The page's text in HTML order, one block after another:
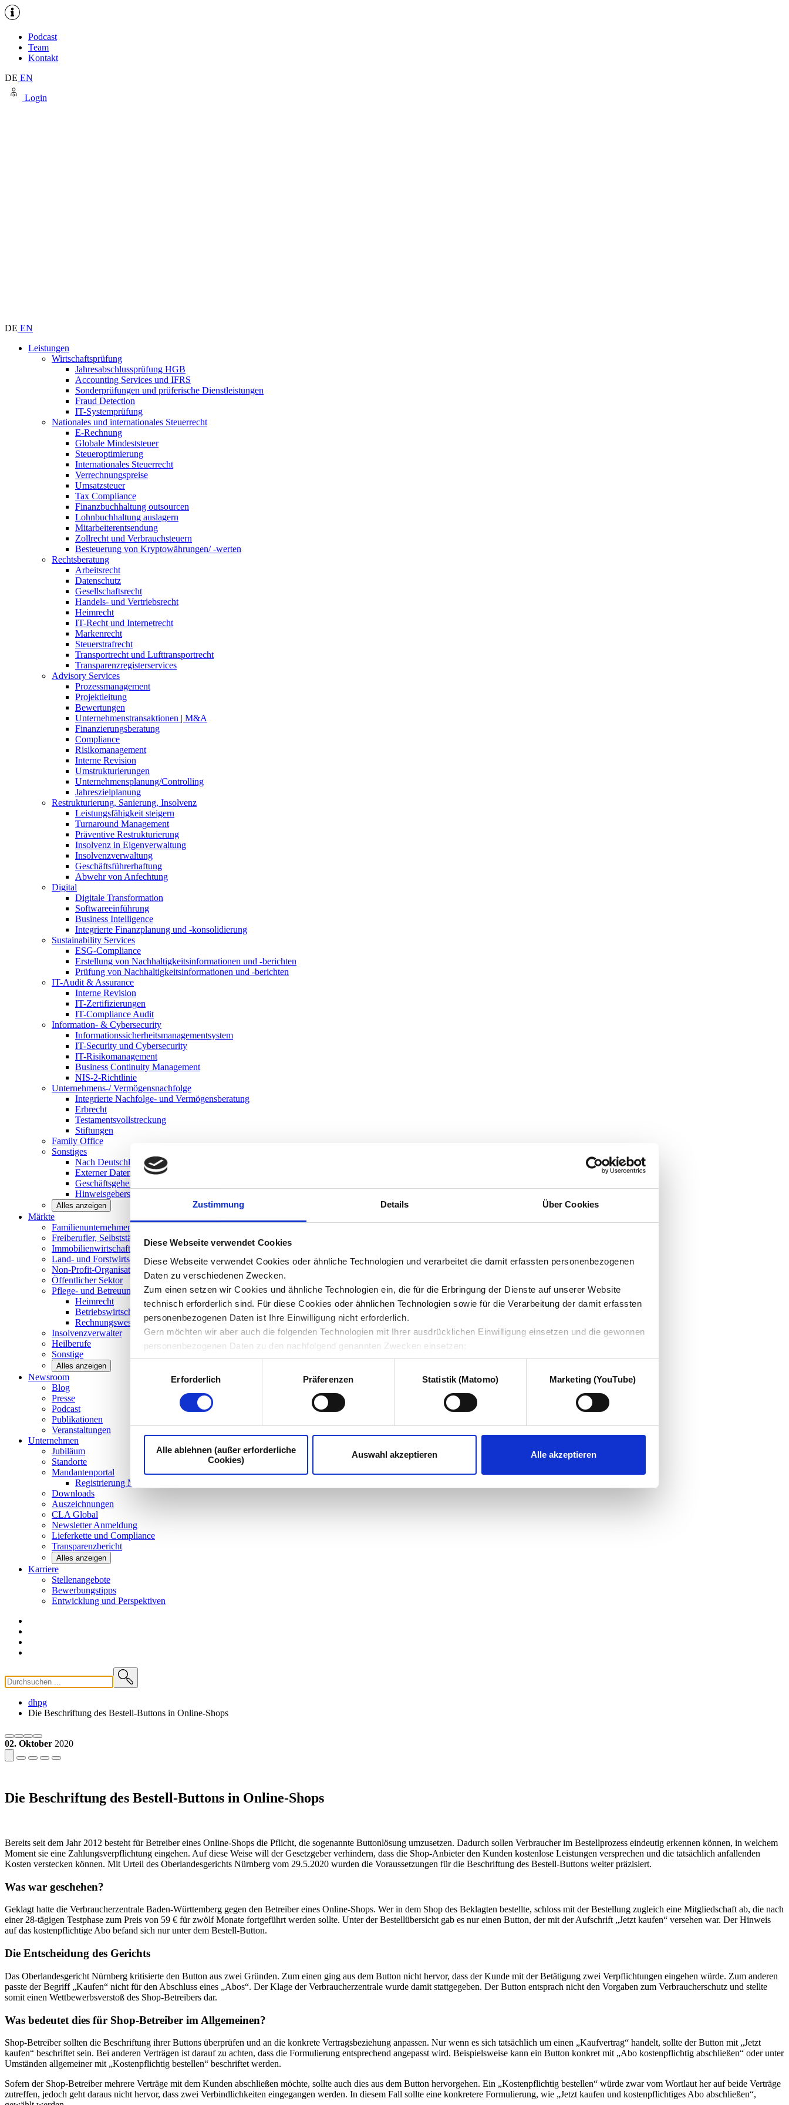
Zustimmung Details Über Cookies
Diese Webseite verwendet Cookies
Diese Webseite verwendet Cookies oder ähnliche Technologien und verarbeitet die damit erfassten personenbezogenen
Daten zu verschiedenen Zwecken.
Zum einen setzen wir Cookies und ähnliche Technologien ein, die für die Erbringung der Dienste auf unserer Website
technisch erforderlich sind. Für diese Cookies oder ähnlichen Technologien sowie für die Verarbeitung der damit erfassten
personenbezogenen Daten ist Ihre Einwilligung nicht erforderlich.
Gern möchten wir aber auch die folgenden Technologien mit Ihrer ausdrücklichen Einwilligung einsetzen und die gewonnen
personenbezogenen Daten zu den nachfolgend genannten Zwecken einsetzen:
Erforderlich
Präferenzen Statistik (Matomo) Marketing (YouTube)
Alle ablehnen (außer erforderliche
Cookies)
Auswahl akzeptieren Alle akzeptieren
Podcast
Team
Kontakt
DE EN
Login
DE EN
Leistungen
Wirtschaftsprüfung
Jahresabschlussprüfung HGB
Accounting Services und IFRS
Sonderprüfungen und prüferische Dienstleistungen
Fraud Detection
IT-Systemprüfung
Nationales und internationales Steuerrecht
E-Rechnung
Globale Mindeststeuer
Steueroptimierung
Internationales Steuerrecht
Verrechnungspreise
Umsatzsteuer
Tax Compliance
Finanzbuchhaltung outsourcen
Lohnbuchhaltung auslagern
Mitarbeiterentsendung
Zollrecht und Verbrauchsteuern
Besteuerung von Kryptowährungen/ -werten
Rechtsberatung
Arbeitsrecht
Datenschutz
Gesellschaftsrecht
Handels- und Vertriebsrecht
Heimrecht
IT-Recht und Internetrecht
Markenrecht
Steuerstrafrecht
Transportrecht und Lufttransportrecht
Transparenzregisterservices
Advisory Services
Prozessmanagement
Projektleitung
Bewertungen
Unternehmenstransaktionen | M&A
Finanzierungsberatung
Compliance
Risikomanagement
Interne Revision
Umstrukturierungen
Unternehmensplanung/Controlling
Jahreszielplanung
Restrukturierung, Sanierung, Insolvenz
Leistungsfähigkeit steigern
Turnaround Management
Präventive Restrukturierung
Insolvenz in Eigenverwaltung
Insolvenzverwaltung
Geschäftsführerhaftung
Abwehr von Anfechtung
Digital
Digitale Transformation
Softwareeinführung
Business Intelligence
Integrierte Finanzplanung und -konsolidierung
Sustainability Services
ESG-Compliance
Erstellung von Nachhaltigkeitsinformationen und -berichten
Prüfung von Nachhaltigkeitsinformationen und -berichten
IT-Audit & Assurance
Interne Revision
IT-Zertifizierungen
IT-Compliance Audit
Information- & Cybersecurity
Informationssicherheitsmanagementsystem
IT-Security und Cybersecurity
IT-Risikomanagement
Business Continuity Management
NIS-2-Richtlinie
Unternehmens-/Vermögensnachfolge
Integrierte Nachfolge- und Vermögensberatung
Erbrecht
Testamentsvollstreckung
Stiftungen
Family Office
Sonstiges
Nach Deutschland expandieren
Externer Datenschutzbeauftragter
Geschäftsgeheimnisgesetz
Hinweisgeberschutz in Unternehmen
Alles anzeigen
Märkte
Familienunternehmen und
Freiberufler, Selbstständige undPrivatpersonen
Immobilienwirtschaft
Land- und Forstwirtschaft
Non-Profit-Organisationen
Öffentlicher Sektor
Pflege- und Betreuungseinrichtungen
Heimrecht
Betriebswirtschaftliche Beratung
Rechnungswesen/Controlling
Insolvenzverwalter
Heilberufe
Sonstige
Alles anzeigen
Newsroom
Blog
Presse
Podcast
Publikationen
Veranstaltungen
Unternehmen
Jubiläum
Standorte
Mandantenportal
Registrierung Mandantenportal
Downloads
Auszeichnungen
CLA Global
NewsletterAnmeldung
Lieferkette und Compliance
Transparenzbericht
Alles anzeigen
Karriere
Stellenangebote
Bewerbungstipps
Entwicklung und Perspektiven
dhpg
Die Beschriftung des Bestell-Buttons in Online-Shops
02. Oktober 2020
Die Beschriftung des Bestell-Buttons in Online-Shops
Bereits seit dem Jahr 2012 besteht für Betreiber eines Online-Shops die Pflicht, die sogenannte Buttonlösung umzusetzen. Dadurch sollen Verbraucher im Bestellprozess eindeutig erkennen können, in welchem
Moment sie eine Zahlungsverpflichtung eingehen. Auf diese Weise will der Gesetzgeber verhindern, dass die Shop-Anbieter den Kunden kostenlose Leistungen versprechen und die tatsächlich anfallenden
Kosten verstecken können. Mit Urteil des Oberlandesgerichts Nürnberg vom 29.5.2020 wurden die Voraussetzungen für die Beschriftung des Bestell-Buttons weiter präzisiert.
Was war geschehen?
Geklagt hatte die Verbraucherzentrale Baden-Württemberg gegen den Betreiber eines Online-Shops. Wer in dem Shop des Beklagten bestellte, schloss mit der Bestellung zugleich eine Mitgliedschaft ab, die nach
einer 28-tägigen Testphase zum Preis von 59 € für zwölf Monate fortgeführt werden sollte. Unter der Bestellübersicht gab es nur einen Button, der mit der Aufschrift „Jetzt kaufen“ versehen war. Der Hinweis
auf das kostenpflichtige Abo befand sich nur unter dem Bestell-Button.
Die Entscheidung des Gerichts
Das Oberlandesgericht Nürnberg kritisierte den Button aus zwei Gründen. Zum einen ging aus dem Button nicht hervor, dass der Kunde mit der Betätigung zwei Verpflichtungen eingehen würde. Zum anderen
passte der Begriff „Kaufen“ nicht für den Abschluss eines „Abos“. Der Klage der Verbraucherzentrale wurde damit stattgegeben. Der Button entsprach nicht den Vorgaben zum Verbraucherschutz und stellte
somit einen Wettbewerbsverstoß des Shop-Betreibers dar.
Was bedeutet dies für Shop-Betreiber im Allgemeinen?
Shop-Betreiber sollten die Beschriftung ihrer Buttons überprüfen und an die konkrete Vertragsbeziehung anpassen. Nur wenn es sich tatsächlich um einen „Kaufvertrag“ handelt, sollte der Button mit „Jetzt
kaufen“ beschriftet sein. Bei anderen Verträgen ist darauf zu achten, dass die Formulierung entsprechend angepasst wird. Beispielsweise kann ein Button konkret mit „Abo kostenpflichtig abschließen“ oder unter
Umständen allgemeiner mit „Kostenpflichtig bestellen“ beschriftet werden.
Sofern der Shop-Betreiber mehrere Verträge mit dem Kunden abschließen möchte, sollte auch dies aus dem Button hervorgehen. Ein „Kostenpflichtig bestellen“ würde zwar vom Wortlaut her auf beide Verträge
zutreffen, jedoch geht daraus nicht hervor, dass zwei Verbindlichkeiten eingegangen werden. In diesem Fall sollte eine konkretere Formulierung, wie „Jetzt kaufen und kostenpflichtiges Abo abschließen“,